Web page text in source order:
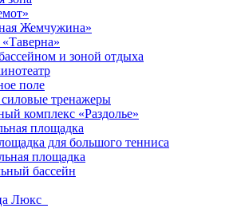
Жемчужина»
и зоной отдыха
поле
тренажеры
комплекс «Раздолье»
площадка
для большого тенниса
площадка
бассейн
Люкс